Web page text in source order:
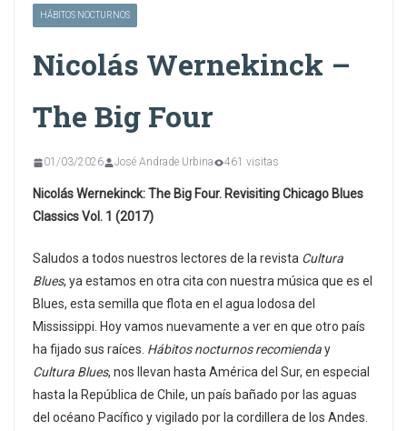
HÁBITOS NOCTURNOS
Nicolás Wernekinck –
The Big Four
01/03/2026 José Andrade Urbina 461 visitas
Nicolás Wernekinck: The Big Four. Revisiting Chicago Blues
Classics Vol. 1 (2017)
Saludos a todos nuestros lectores de la revista Cultura
Blues, ya estamos en otra cita con nuestra música que es el
Blues, esta semilla que flota en el agua lodosa del
Mississippi. Hoy vamos nuevamente a ver en que otro país
ha fijado sus raíces. Hábitos nocturnos recomienday
Cultura Blues, nos llevan hasta América del Sur, en especial
hasta la República de Chile, un país bañado por las aguas
del océano Pacífico y vigilado por la cordillera de los Andes.